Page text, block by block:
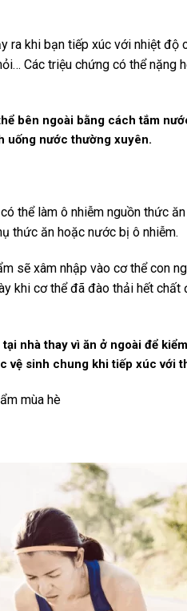
ra khi bạn tiếp xúc với nhiệt độ
Các triệu chứng có thể nặng
bên ngoài bằng cách tắm
uống nước thường xuyên.
thể làm ô nhiễm nguồn thức
thức ăn hoặc nước bị ô nhiễm.
sẽ xâm nhập vào cơ thể con
khi cơ thể đã đào thải hết chất
nhà thay vì ăn ở ngoài để
vệ sinh chung khi tiếp xúc với
mùa hè